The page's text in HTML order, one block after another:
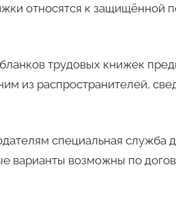
относятся к защищённой
трудовых книжек
из распространителей,
специальная
варианты возможны по